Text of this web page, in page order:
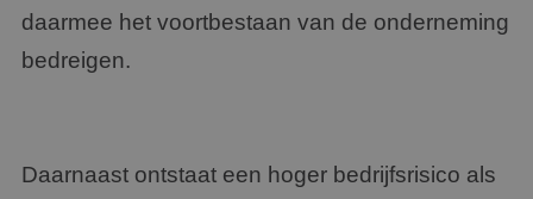
daarmee het voortbestaan van de onderneming
bedreigen.
Daarnaast ontstaat een hoger bedrijfsrisico als